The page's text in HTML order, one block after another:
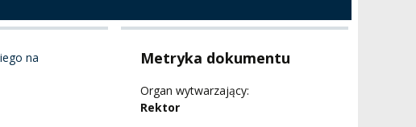
Metryka dokumentu
Organ wytwarzający:
Rektor
na